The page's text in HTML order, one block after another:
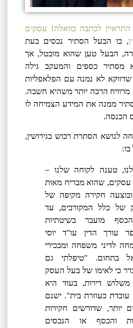
התראיין לכתבה בוואלה! עסקים
, בו הבעל הסתיר נכסים בעת
הבעל טען שהוא מובטל, אך
מסתיר כספים והמעקב גילה
לא נמנה עם הפלאפליות
הרבה יותר משהיא חשבה.
ממנה את המידע הצמיחה לו
הכנסה.
לנושא הסתרת רכוש בגירושין,
טענה לקוחה שלנו –
שהוא מבריח מאות
חקירה מקיפה של
של כלל המקורבים, עד
מועבר בשיטתיות
עורך הדין עו"ד יוסי
לדיני משפחה ומבכירי
בתחום. "טיפלתי גם
כי לאימו של בעל העסק
דירות, בעוד היא
כעוזרת בית". ישנם
יותר, שדורשים חקירות
והכסף או הנכסים